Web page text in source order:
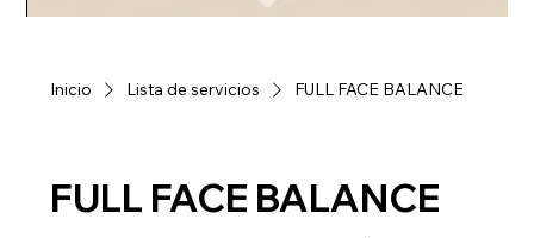
Inicio Lista de servicios FULL FACE BALANCE
FULL FACE BALANCE